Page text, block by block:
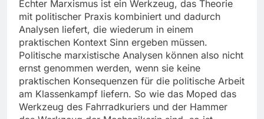
Echter Marxismus ist ein Werkzeug, das Theorie
mit politischer Praxis kombiniert und dadurch
Analysen liefert, die wiederum in einem
praktischen Kontext Sinn ergeben müssen.
Politische marxistische Analysen können also nicht
ernst genommen werden, wenn sie keine
praktischen Konsequenzen für die politische Arbeit
am Klassenkampf liefern. So wie das Moped das
Werkzeug des Fahrradkuriers und der Hammer